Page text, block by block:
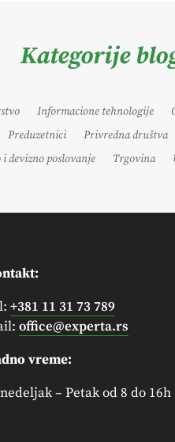
Kategorije
Informacione tehnologije
Preduzetnici Privredna društva
devizno poslovanje
Trgovina
+381 11 31 73 789
office@experta.rs
vreme:
– Petak od 8 do 16h